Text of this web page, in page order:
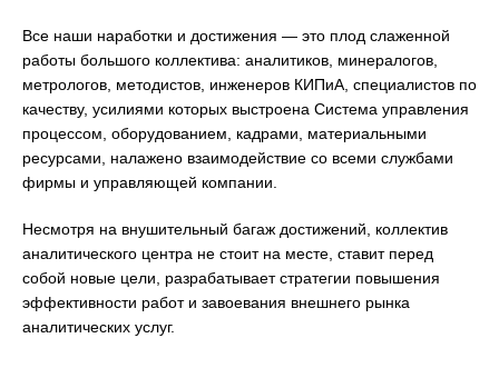
Все наши наработки и достижения — это плод слаженной
работы большого коллектива: аналитиков, минералогов,
метрологов, методистов, инженеров КИПиА, специалистов по
качеству, усилиями которых выстроена Система управления
процессом, оборудованием, кадрами, материальными
ресурсами, налажено взаимодействие со всеми службами
фирмы и управляющей компании.
Несмотря на внушительный багаж достижений, коллектив
аналитического центра не стоит на месте, ставит перед
собой новые цели, разрабатывает стратегии повышения
эффективности работ и завоевания внешнего рынка
аналитических услуг.